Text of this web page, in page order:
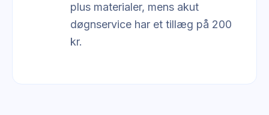
plus materialer, mens akut
døgnservice har et tillæg på 200
kr.